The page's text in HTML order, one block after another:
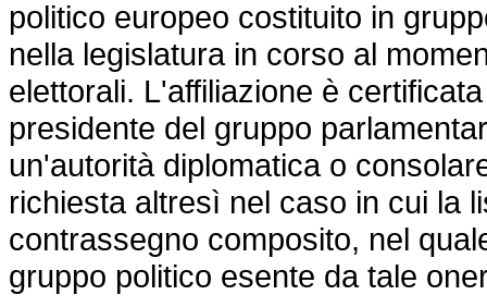
politico europeo costituito in
nella legislatura in corso al
elettorali. L'affiliazione è
presidente del gruppo
un'autorità diplomatica o
richiesta altresì nel caso in cui la
contrassegno composito, nel
gruppo politico esente da tale